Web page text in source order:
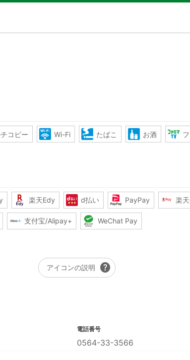
コピー Wi-Fi たばこ お酒
楽天Edy d払い PayPay 楽
支付宝/Alipay+ WeChat Pay
アイコンの説明 help
電話番号
0564-33-3566